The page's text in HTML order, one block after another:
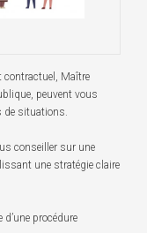
contractuel, Maître
peuvent vous
de situations.
conseiller sur une
une stratégie claire
d’une procédure